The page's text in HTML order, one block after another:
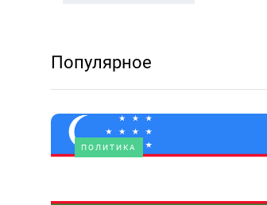
Популярное
ПОЛИТИКА